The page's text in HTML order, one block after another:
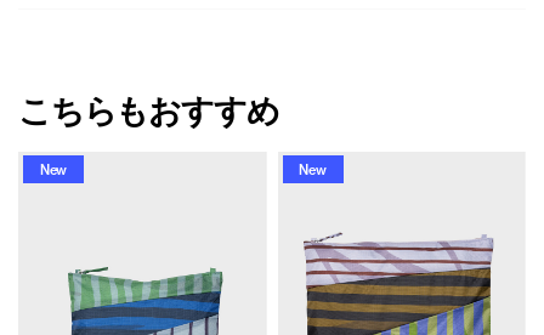
こちらもおすすめ
New New